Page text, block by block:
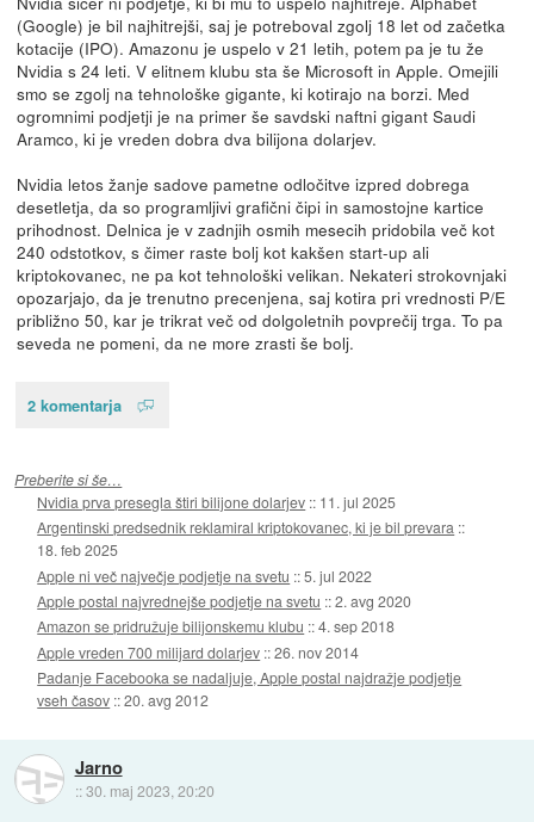
(Google) je bil najhitrejši, saj je potreboval zgolj 18 let od začetka
kotacije (IPO). Amazonu je uspelo v 21 letih, potem pa je tu že
Nvidia s 24 leti. V elitnem klubu sta še Microsoft in Apple. Omejili
smo se zgolj na tehnološke gigante, ki kotirajo na borzi. Med
ogromnimi podjetji je na primer še savdski naftni gigant Saudi
Aramco, ki je vreden dobra dva bilijona dolarjev.
Nvidia letos žanje sadove pametne odločitve izpred dobrega
desetletja, da so programljivi grafični čipi in samostojne kartice
prihodnost. Delnica je v zadnjih osmih mesecih pridobila več kot
240 odstotkov, s čimer raste bolj kot kakšen start-up ali
kriptokovanec, ne pa kot tehnološki velikan. Nekateri strokovnjaki
opozarjajo, da je trenutno precenjena, saj kotira pri vrednosti P/E
približno 50, kar je trikrat več od dolgoletnih povprečij trga. To pa
seveda ne pomeni, da ne more zrasti še bolj.
2 komentarja
Preberite si še…
Nvidia prva presegla štiri bilijone dolarjev :: 11. jul 2025
Argentinski predsednik reklamiral kriptokovanec, ki je bil prevara ::
18. feb 2025
Apple ni več največje podjetje na svetu ::5. jul 2022
Apple postal najvrednejše podjetje na svetu ::2. avg 2020
Amazon se pridružuje bilijonskemu klubu ::4. sep 2018
Apple vreden 700 milijard dolarjev ::26. nov 2014
Padanje Facebooka se nadaljuje, Apple postal najdražje podjetje
vseh časov ::20. avg 2012
Jarno
::30. maj 2023, 20:20